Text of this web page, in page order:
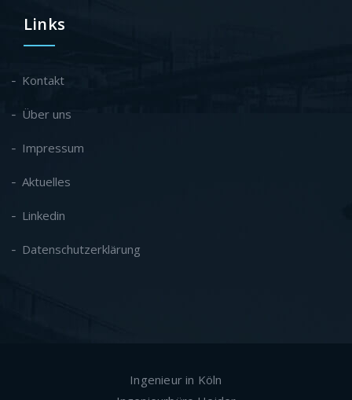
Links
Kontakt
Über uns
Impressum
Aktuelles
Linkedin
Datenschutzerklärung
Ingenieur in Köln